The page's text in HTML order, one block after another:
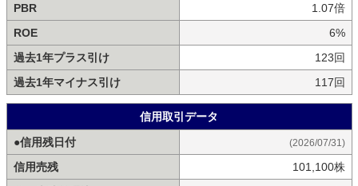
PBR
1.07倍
ROE
6%
過去1年プラス引け
123回
過去1年マイナス引け
117回
信用取引データ
●信用残日付
(2026/07/31)
信用売残
101,100株